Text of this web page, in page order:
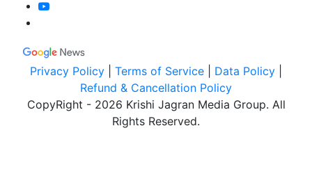
Privacy Policy Terms of Service Data Policy
Refund & Cancellation Policy
CopyRight - 2026 Krishi Jagran Media Group. All
Rights Reserved.